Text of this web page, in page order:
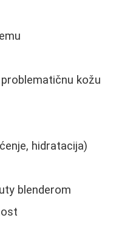
kožu
hidratacija)
blenderom